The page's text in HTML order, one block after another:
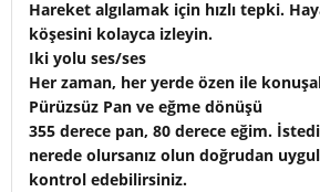
Hareket algılamak için hızlı tepki.
köşesini kolayca izleyin.
Iki yolu ses/ses
Her zaman, her yerde özen ile
Pürüzsüz Pan ve eğme dönüşü
355 derece pan, 80 derece eğim.
nerede olursanız olun doğrudan
kontrol edebilirsiniz.